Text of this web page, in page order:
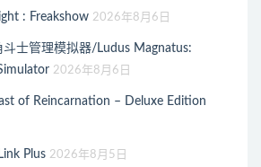
: Freakshow 2026年8月6日
士管理模拟器/Ludus Magnatus:
2026年8月6日
of Reincarnation – Deluxe Edition
Plus 2026年8月5日